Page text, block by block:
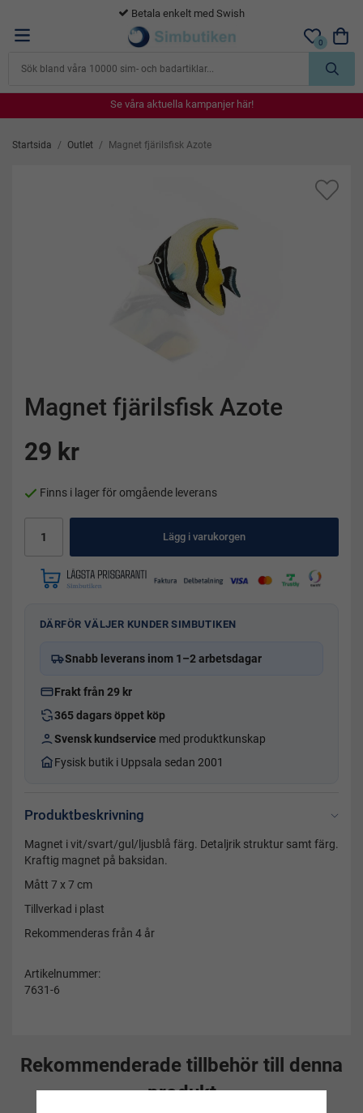
365 dagars öppet köp
0
Se våra aktuella kampanjer här!
Se våra aktuella kampanjer här!
Se våra aktuella kampanjer här!
Se våra aktuella kampanjer här!
Startsida / Outlet / Magnet fjärilsfisk Azote
Magnet fjärilsfisk Azote
29 kr
Finns i lager för omgående leverans
Lägg i varukorgen
DÄRFÖR VÄLJER KUNDER SIMBUTIKEN
Snabb leverans inom 1–2 arbetsdagar
Frakt från 29 kr
365 dagars öppet köp
Svensk kundservice med produktkunskap
Fysisk butik i Uppsala sedan 2001
Produktbeskrivning
Magnet i vit/svart/gul/ljusblå färg. Detaljrik struktur samt färg.
Kraftig magnet på baksidan.
Mått 7 x 7 cm
Tillverkad i plast
Rekommenderas från 4 år
Artikelnummer:
7631-6
Rekommenderade tillbehör till denna
produkt